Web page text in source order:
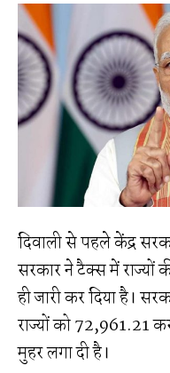
दिवाली से पहले केंद्र
सरकार ने टैक्स में राज्यों
ही जारी कर दिया है।
राज्यों को 72,961.21
मुहर लगा दी है।